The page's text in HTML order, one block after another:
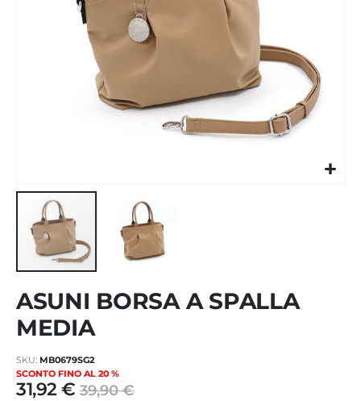
all'inizio
della
galleria
immagini
ASUNI BORSA A SPALLA
MEDIA
SCONTO FINO AL 20 %
SKU MB0679SG2
31,92 € 39,90 €